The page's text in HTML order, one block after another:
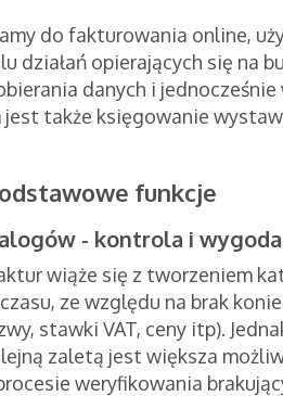
do fakturowania online,
działań opierających się na
danych i
także księgowanie
funkcje
- kontrola i
wiąże się z tworzeniem
ze względu na brak
stawki VAT, ceny itp).
zaletą jest większa
weryfikowania